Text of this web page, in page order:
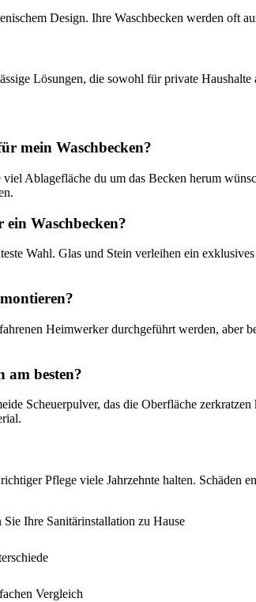
Design. Ihre Waschbecken werden oft
Lösungen, die sowohl für private
mein Waschbecken?
Ablagefläche du um das Becken herum
Waschbecken?
Wahl. Glas und Stein verleihen ein
Heimwerker durchgeführt werden, aber
am besten?
Scheuerpulver, das die Oberfläche
Pflege viele Jahrzehnte halten. Schäden
Ihre Sanitärinstallation zu Hause
Vergleich